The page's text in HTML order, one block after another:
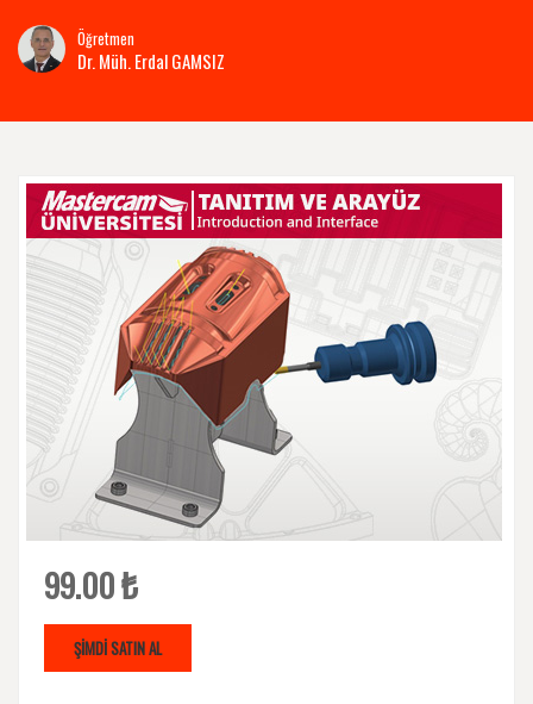
Öğretmen
Dr. Müh. Erdal GAMSIZ
99.00 ₺
ŞIMDI SATIN AL